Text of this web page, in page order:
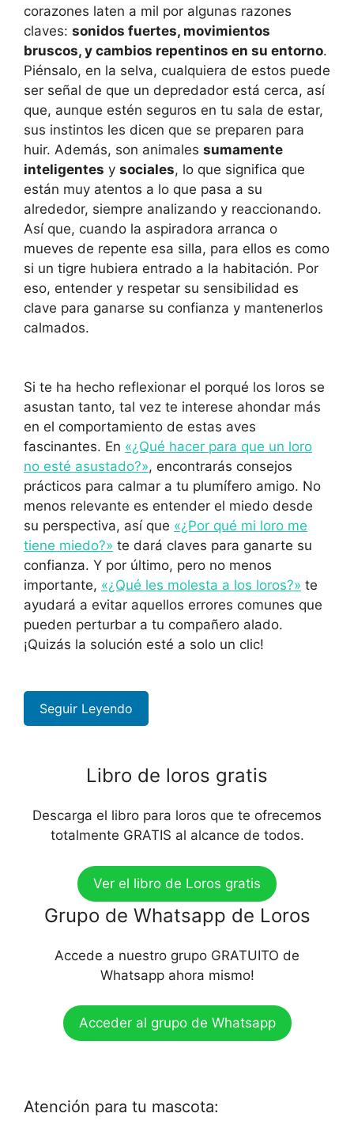
corazones laten a mil por algunas razones
claves: sonidos fuertes, movimientos
bruscos, y cambios repentinos en su entorno.
Piénsalo, en la selva, cualquiera de estos puede
ser señal de que un depredador está cerca, así
que, aunque estén seguros en tu sala de estar,
sus instintos les dicen que se preparen para
huir. Además, son animales sumamente
inteligentes y sociales, lo que significa que
están muy atentos a lo que pasa a su
alrededor, siempre analizando y reaccionando.
Así que, cuando la aspiradora arranca o
mueves de repente esa silla, para ellos es como
si un tigre hubiera entrado a la habitación. Por
eso, entender y respetar su sensibilidad es
clave para ganarse su confianza y mantenerlos
calmados.
Si te ha hecho reflexionar el porqué los loros se
asustan tanto, tal vez te interese ahondar más
en el comportamiento de estas aves
fascinantes. En «¿Qué hacer para que un loro
no esté asustado?», encontrarás consejos
prácticos para calmar a tu plumífero amigo. No
menos relevante es entender el miedo desde
su perspectiva, así que «¿Por qué mi loro me
tiene miedo?» te dará claves para ganarte su
confianza. Y por último, pero no menos
importante, «¿Qué les molesta a los loros?» te
ayudará a evitar aquellos errores comunes que
pueden perturbar a tu compañero alado.
¡Quizás la solución esté a solo un clic!
Seguir Leyendo
Libro de loros gratis
Descarga el libro para loros que te ofrecemos
totalmente GRATIS al alcance de todos.
Ver el libro de Loros gratis
Grupo de Whatsapp de Loros
Accede a nuestro grupo GRATUITO de
Whatsapp ahora mismo!
Acceder al grupo de Whatsapp
Atención para tu mascota: